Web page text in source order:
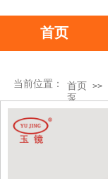
首页
当前位置： 首页 >>
泵